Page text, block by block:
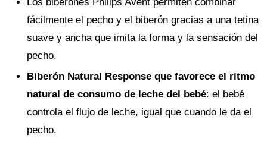
fácilmente el pecho y el biberón gracias a una tetina
suave y ancha que imita la forma y la sensación del
pecho.
Biberón Natural Response que favorece el ritmo
natural de consumo de leche del bebé: el bebé
controla el flujo de leche, igual que cuando le da el
pecho.